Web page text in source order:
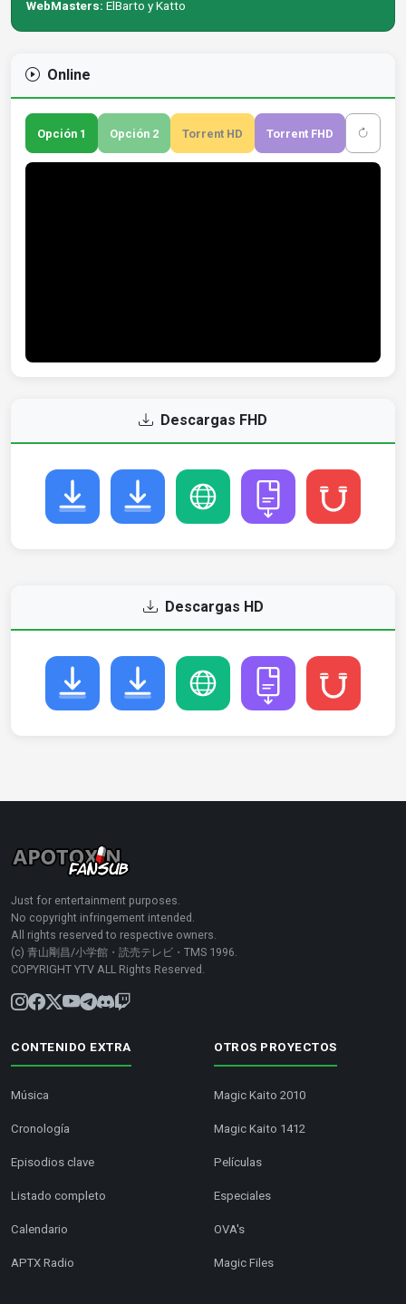
WebMasters: ElBarto y Katto
Online
Opción 1 Opción 2 Torrent HD Torrent FHD
Descargas FHD
Descargas HD
Just for entertainment purposes.
No copyright infringement intended.
All rights reserved to respective owners.
(c) 青山剛昌/小学館・読売テレビ・TMS 1996.
COPYRIGHT YTV ALL Rights Reserved.
CONTENIDO EXTRA
Música
Cronología
Episodios clave
Listado completo
Calendario
APTX Radio
OTROS PROYECTOS
Magic Kaito 2010
Magic Kaito 1412
Películas
Especiales
OVA's
Magic Files